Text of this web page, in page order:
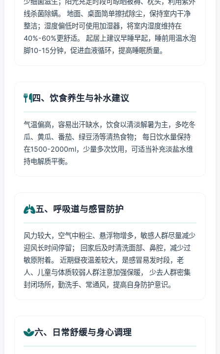
线杀菌除螨。 地面、桌面简单擦拭除尘，保持室内干净
整洁；湿度偏低时可使用加湿器，将室内湿度维持在
40%-60%更舒适。 起居上建议早睡早起，睡前用温水泡
脚10-15分钟，促进血液循环，提高睡眠质量。
四、饮食养生与补水建议
气温偏高，容易出汗缺水，饮食以清淡解暑为主，多吃冬
瓜、黄瓜、番茄、绿豆汤等清热食物； 每日饮水量保持
在1500-2000ml，少量多次饮用，可适当补充淡盐水维
持电解质平衡。
五、呼吸道与感冒防护
风力较大，空气中粉尘、悬浮物增多，敏感人群尽量减少
迎风长时间停留； 回家后及时清洗面部、鼻腔，减少过
敏原附着。 近期昼夜温差较大，是感冒易发时段，老
人、儿童与体质较弱人群注意加强保暖， 少去人群密集
封闭场所，勤洗手、常通风，提高自身防护意识。
六、日常舒缓与身心调理